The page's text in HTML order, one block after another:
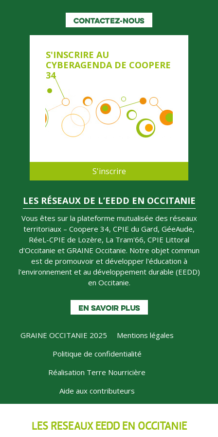
CONTACTEZ-NOUS
S'INSCRIRE AU
CYBERAGENDA DE COOPERE
34
S'inscrire
LES RÉSEAUX DE L’EEDD EN OCCITANIE
Vous êtes sur la plateforme mutualisée des réseaux
territoriaux – Coopere 34, CPIE du Gard, GéeAude,
RéeL-CPIE de Lozère, La Tram'66, CPIE Littoral
d'Occitanie et GRAINE Occitanie. Notre objet commun
est de promouvoir et développer l'éducation à
l'environnement et au développement durable (EEDD)
en Occitanie.
EN SAVOIR PLUS
GRAINE OCCITANIE 2025
Mentions légales
Politique de confidentialité
Réalisation Terre Nourricière
Aide aux contributeurs
LES RÉSEAUX EEDD EN OCCITANIE